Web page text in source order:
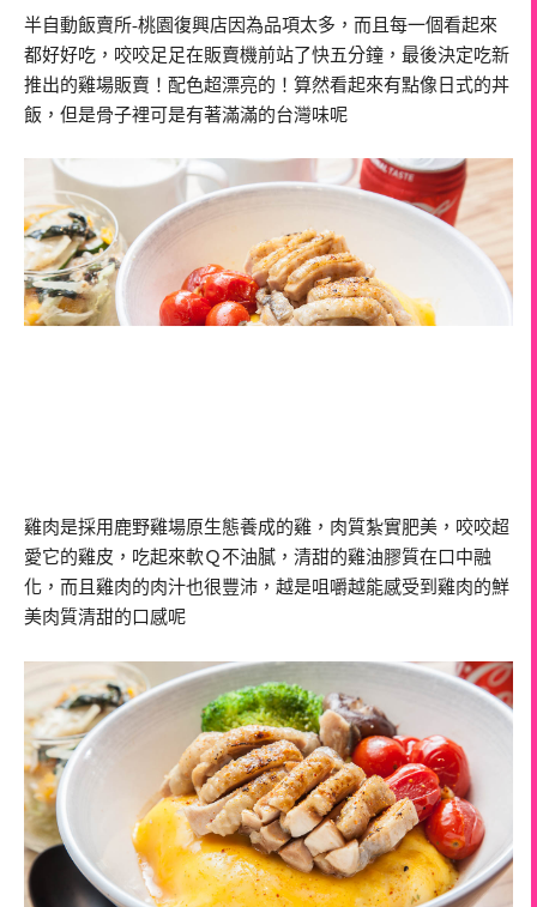
半自動飯賣所-桃園復興店因為品項太多，而且每一個看起來
都好好吃，咬咬足足在販賣機前站了快五分鐘，最後決定吃新
推出的雞場販賣！配色超漂亮的！算然看起來有點像日式的丼
飯，但是骨子裡可是有著滿滿的台灣味呢
雞肉是採用鹿野雞場原生態養成的雞，肉質紮實肥美，咬咬超
愛它的雞皮，吃起來軟Ｑ不油膩，清甜的雞油膠質在口中融
化，而且雞肉的肉汁也很豐沛，越是咀嚼越能感受到雞肉的鮮
美肉質清甜的口感呢